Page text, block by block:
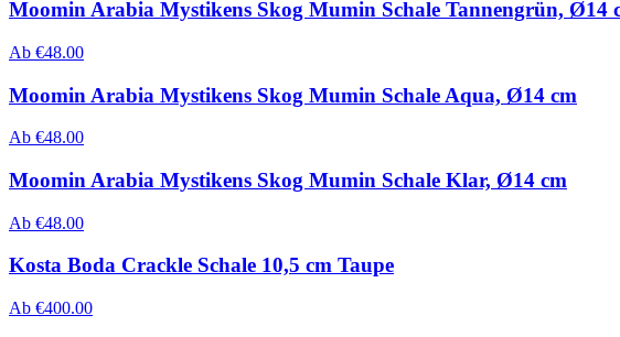
Moomin Arabia Mystikens Skog Mumin Schale Tannengrün, Ø14
Ab €48.00
Moomin Arabia Mystikens Skog Mumin Schale Aqua, Ø14 cm
Ab €48.00
Moomin Arabia Mystikens Skog Mumin Schale Klar, Ø14 cm
Ab €48.00
Kosta Boda Crackle Schale 10,5 cm Taupe
Ab €400.00